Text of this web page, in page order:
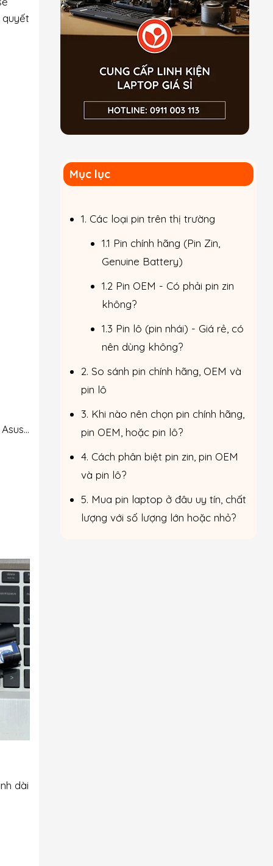
quyết
dài
Mục lục
1. Các loại pin trên thị trường
1.1 Pin chính hãng (Pin Zin,
Genuine Battery)
1.2 Pin OEM - Có phải pin zin
không?
1.3 Pin lô (pin nhái) - Giá rẻ, có
nên dùng không?
2. So sánh pin chính hãng, OEM và
pin lô
3. Khi nào nên chọn pin chính hãng,
pin OEM, hoặc pin lô?
4. Cách phân biệt pin zin, pin OEM
và pin lô?
5. Mua pin laptop ở đâu uy tín, chất
lượng với số lượng lớn hoặc nhỏ?